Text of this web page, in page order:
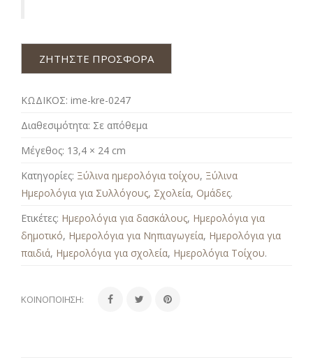
ΖΗΤΗΣΤΕ ΠΡΟΣΦΟΡΑ
ΚΩΔΙΚΟΣ: ime-kre-0247
Διαθεσιμότητα: Σε απόθεμα
Μέγεθος: 13,4 × 24 cm
Κατηγορίες: Ξύλινα ημερολόγια τοίχου, Ξύλινα
Ημερολόγια για Συλλόγους, Σχολεία, Ομάδες.
Ετικέτες: Ημερολόγια για δασκάλους, Ημερολόγια για
δημοτικό, Ημερολόγια για Νηπιαγωγεία, Ημερολόγια για
παιδιά, Ημερολόγια για σχολεία, Ημερολόγια Τοίχου.
ΚΟΙΝΟΠΟΊΗΣΗ: